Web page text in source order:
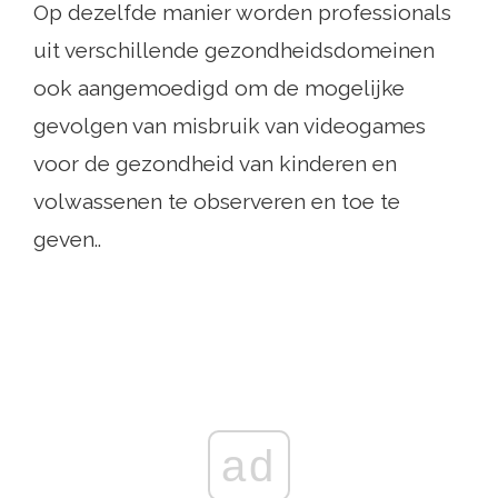
Op dezelfde manier worden professionals
uit verschillende gezondheidsdomeinen
ook aangemoedigd om de mogelijke
gevolgen van misbruik van videogames
voor de gezondheid van kinderen en
volwassenen te observeren en toe te
geven..
ad